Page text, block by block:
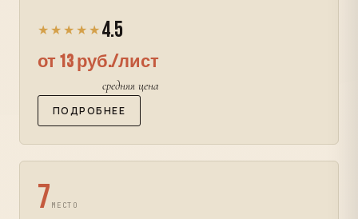
★★★★★ 4.5
от 13 руб./лист
средняя цена
ПОДРОБНЕЕ
7 МЕСТО